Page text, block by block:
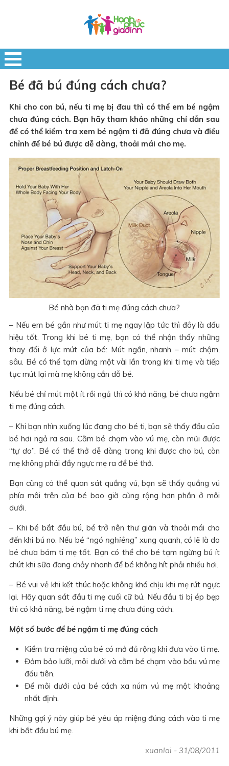
Bé đã bú đúng cách chưa?
Khi cho con bú, nếu ti mẹ bị đau thì có thể em bé ngậm
chưa đúng cách. Bạn hãy tham khảo những chỉ dẫn sau
để có thể kiểm tra xem bé ngậm ti đã đúng chưa và điều
chỉnh để bé bú được dễ dàng, thoải mái cho mẹ.
Bé nhà bạn đã ti mẹ đúng cách chưa?
– Nếu em bé gần như mút ti mẹ ngay lập tức thì đây là dấu
hiệu tốt. Trong khi bé ti mẹ, bạn có thể nhận thấy những
thay đổi ở lực mút của bé: Mút ngắn, nhanh – mút chậm,
sâu. Bé có thể tạm dừng một vài lần trong khi ti mẹ và tiếp
tục mút lại mà mẹ không cần dỗ bé.
Nếu bé chỉ mút một ít rồi ngủ thì có khả năng, bé chưa ngậm
ti mẹ đúng cách.
– Khi bạn nhìn xuống lúc đang cho bé ti, bạn sẽ thấy đầu của
bé hơi ngả ra sau. Cằm bé chạm vào vú mẹ, còn mũi được
“tự do”. Bé có thể thở dễ dàng trong khi được cho bú, còn
mẹ không phải đẩy ngực mẹ ra để bé thở.
Bạn cũng có thể quan sát quầng vú, bạn sẽ thấy quầng vú
phía môi trên của bé bao giờ cũng rộng hơn phần ở môi
dưới.
– Khi bé bắt đầu bú, bé trở nên thư giãn và thoải mái cho
đến khi bú no. Nếu bé “ngó nghiêng” xung quanh, có lẽ là do
bé chưa bám ti mẹ tốt. Bạn có thể cho bé tạm ngừng bú ít
chút khi sữa đang chảy nhanh để bé không hít phải nhiều hơi.
– Bé vui vẻ khi kết thúc hoặc không khó chịu khi mẹ rút ngực
lại. Hãy quan sát đầu ti mẹ cuối cữ bú. Nếu đầu ti bị ép bẹp
thì có khả năng, bé ngậm ti mẹ chưa đúng cách.
Một số bước để bé ngậm ti mẹ đúng cách
Kiểm tra miệng của bé có mở đủ rộng khi đưa vào ti mẹ.
Đảm bảo lưỡi, môi dưới và cằm bé chạm vào bầu vú mẹ
đầu tiên.
Để môi dưới của bé cách xa núm vú mẹ một khoảng
nhất định.
Những gợi ý này giúp bé yêu áp miệng đúng cách vào ti mẹ
khi bắt đầu bú mẹ.
xuanlai - 31/08/2011